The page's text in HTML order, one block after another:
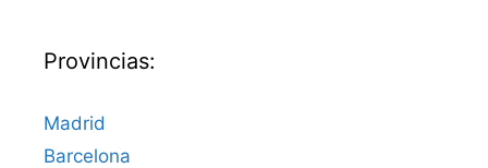
Provincias:
Madrid
Barcelona